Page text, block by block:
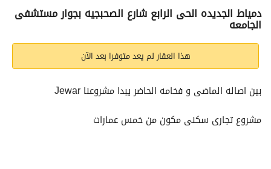
الاماكن القريبة
دمياط الجديده الحى الرابع شارع الصحبجيه بجوار مستشفى
الجامعه
هذا العقار لم يعد متوفرا بعد الآن
بين اصاله الماضى و فخامه الحاضر يبدا مشروعنا Jewar
مشروع تجارى سكنى مكون من خمس عمارات